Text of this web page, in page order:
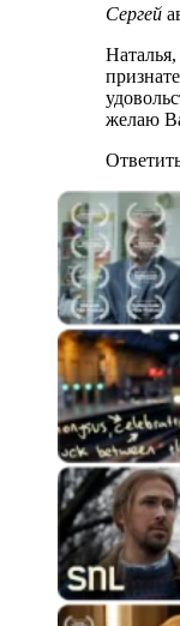
Сергей
желаю